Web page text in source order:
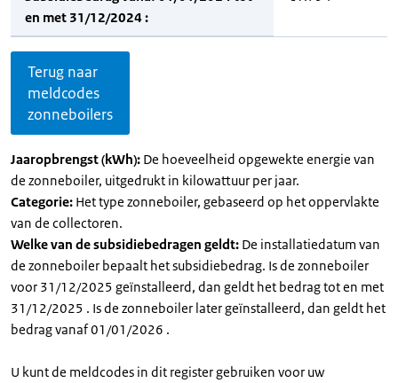
en met 31/12/2024 :
Terug naar
meldcodes
zonneboilers
Jaaropbrengst (kWh): De hoeveelheid opgewekte energie van
de zonneboiler, uitgedrukt in kilowattuur per jaar.
Categorie: Het type zonneboiler, gebaseerd op het oppervlakte
van de collectoren.
Welke van de subsidiebedragen geldt: De installatiedatum van
de zonneboiler bepaalt het subsidiebedrag. Is de zonneboiler
voor 31/12/2025 geïnstalleerd, dan geldt het bedrag tot en met
31/12/2025 . Is de zonneboiler later geïnstalleerd, dan geldt het
bedrag vanaf 01/01/2026 .
U kunt de meldcodes in dit register gebruiken voor uw